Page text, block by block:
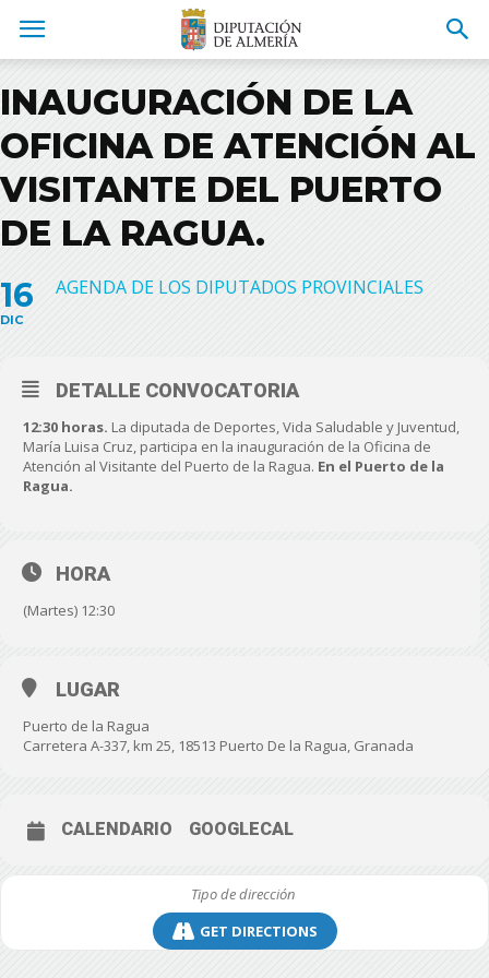
INAUGURACIÓN DE LA
OFICINA DE ATENCIÓN AL
VISITANTE DEL PUERTO
DE LA RAGUA.
16
DIC
AGENDA DE LOS DIPUTADOS PROVINCIALES
DETALLE CONVOCATORIA
12:30 horas. La diputada de Deportes, Vida Saludable y Juventud,
María Luisa Cruz, participa en la inauguración de la Oficina de
Atención al Visitante del Puerto de la Ragua. En el Puerto de la
Ragua.
HORA
(Martes) 12:30
LUGAR
Puerto de la Ragua
Carretera A-337, km 25, 18513 Puerto De la Ragua, Granada
CALENDARIO GOOGLECAL
GET DIRECTIONS